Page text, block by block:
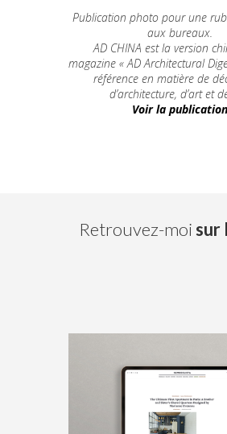
Publication photo pour une
aux bureaux.
AD CHINA est la version
magazine « AD Architectural
référence en matière de
d’architecture, d’art et
Voir la publication
Retrouvez-moisur